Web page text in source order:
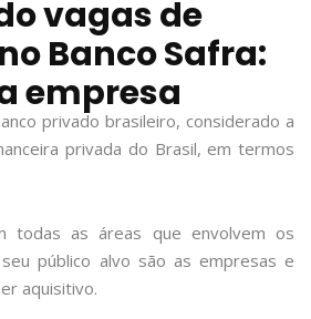
vagas de
Banco Safra:
empresa
privado brasileiro, considerado a
privada do Brasil, em termos
todas as áreas que envolvem os
público alvo são as empresas e
aquisitivo.